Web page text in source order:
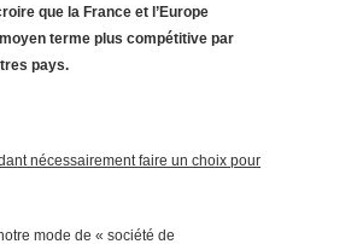
que la France et l’Europe
terme plus compétitive par
pays.
nécessairement faire un choix pour
mode de « société de